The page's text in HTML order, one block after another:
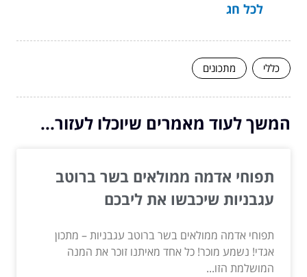
לכל חג
כללי מתכונים
המשך לעוד מאמרים שיוכלו לעזור...
תפוחי אדמה ממולאים בשר ברוטב
עגבניות שיכבשו את ליבכם
תפוחי אדמה ממולאים בשר ברוטב עגבניות – מתכון
אגדי! נשמע מוכר! כל אחד מאיתנו זוכר את המנה
המושלמת הזו...